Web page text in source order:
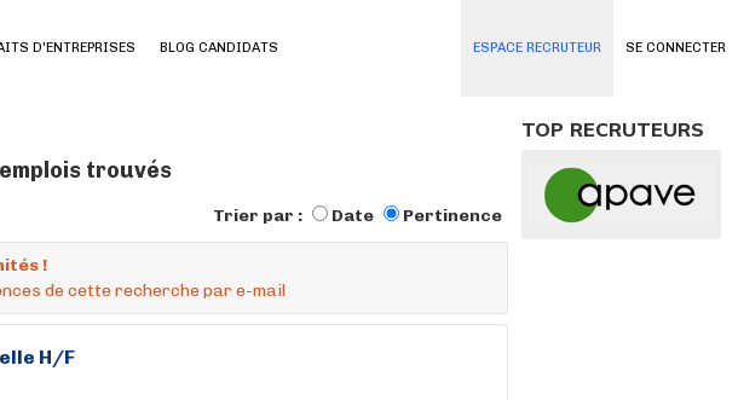
SE CONNECTER
D'ENTREPRISES BLOG CANDIDATS ESPACE RECRUTEUR
trouvés
Trier par : Date Pertinence
!
de cette recherche par e-mail
H/F
TOP RECRUTEURS